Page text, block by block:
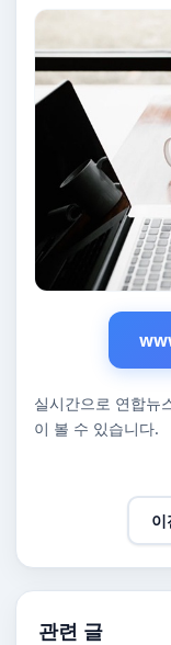
실시간으로 연합뉴
이 볼 수 있습니다.
이
관련 글